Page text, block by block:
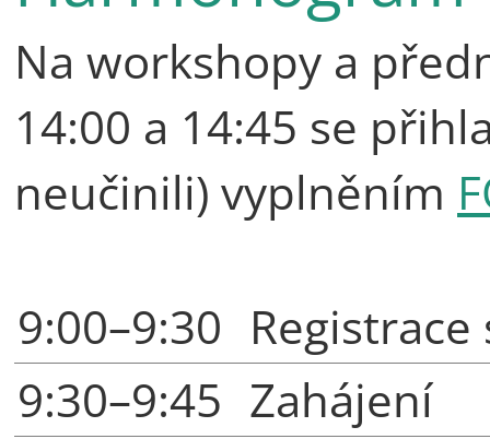
Na workshopy a
14:00 a 14:45 se
neučinili) vyplněním
9:00–9:30
9:30–9:45 Zahájení